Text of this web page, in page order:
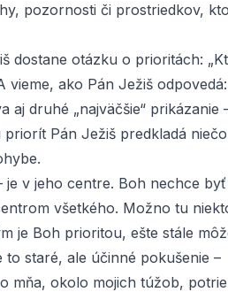
pozornosti či prostriedkov,
dostane otázku o prioritách:
vieme, ako Pán Ježiš odpovedá:
druhé „najväčšie“ prikázanie
Pán Ježiš predkladá niečo
v jeho centre. Boh nechce byť
všetkého. Možno tu
je Boh prioritou, ešte stále
staré, ale účinné pokušenie –
mňa, okolo mojich túžob,